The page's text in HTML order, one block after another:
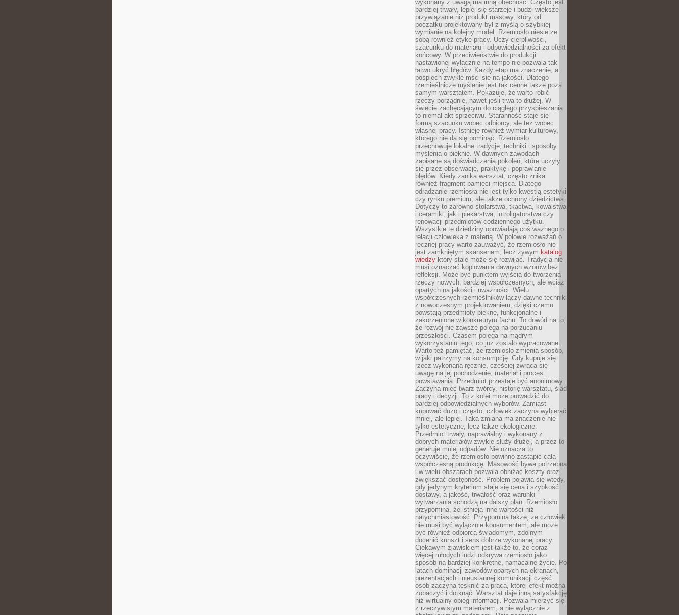
wykonany z uwagą ma inną obecność. Często jest
bardziej trwały, lepiej się starzeje i budzi większe
przywiązanie niż produkt masowy, który od
początku projektowany był z myślą o szybkiej
wymianie na kolejny model. Rzemiosło niesie ze
sobą również etykę pracy. Uczy cierpliwości,
szacunku do materiału i odpowiedzialności za efekt
końcowy. W przeciwieństwie do produkcji
nastawionej wyłącznie na tempo nie pozwala tak
łatwo ukryć błędów. Każdy etap ma znaczenie, a
pośpiech zwykle mści się na jakości. Dlatego
rzemieślnicze myślenie jest tak cenne także poza
samym warsztatem. Pokazuje, że warto robić
rzeczy porządnie, nawet jeśli trwa to dłużej. W
świecie zachęcającym do ciągłego przyspieszania
to niemal akt sprzeciwu. Staranność staje się
formą szacunku wobec odbiorcy, ale też wobec
własnej pracy. Istnieje również wymiar kulturowy,
którego nie da się pominąć. Rzemiosło
przechowuje lokalne tradycje, techniki i sposoby
myślenia o pięknie. W dawnych zawodach
zapisane są doświadczenia pokoleń, które uczyły
się przez obserwację, praktykę i poprawianie
błędów. Kiedy zanika warsztat, często znika
również fragment pamięci miejsca. Dlatego
odradzanie rzemiosła nie jest tylko kwestią estetyki
czy rynku premium, ale także ochrony dziedzictwa.
Dotyczy to zarówno stolarstwa, tkactwa, kowalstwa
i ceramiki, jak i piekarstwa, introligatorstwa czy
renowacji przedmiotów codziennego użytku.
Wszystkie te dziedziny opowiadają coś ważnego o
relacji człowieka z materią. W połowie rozważań o
ręcznej pracy warto zauważyć, że rzemiosło nie
jest zamkniętym skansenem, lecz żywym katalog
wiedzy który stale może się rozwijać. Tradycja nie
musi oznaczać kopiowania dawnych wzorów bez
refleksji. Może być punktem wyjścia do tworzenia
rzeczy nowych, bardziej współczesnych, ale wciąż
opartych na jakości i uważności. Wielu
współczesnych rzemieślników łączy dawne techniki
z nowoczesnym projektowaniem, dzięki czemu
powstają przedmioty piękne, funkcjonalne i
zakorzenione w konkretnym fachu. To dowód na to,
że rozwój nie zawsze polega na porzucaniu
przeszłości. Czasem polega na mądrym
wykorzystaniu tego, co już zostało wypracowane.
Warto też pamiętać, że rzemiosło zmienia sposób,
w jaki patrzymy na konsumpcję. Gdy kupuje się
rzecz wykonaną ręcznie, częściej zwraca się
uwagę na jej pochodzenie, materiał i proces
powstawania. Przedmiot przestaje być anonimowy.
Zaczyna mieć twarz twórcy, historię warsztatu, ślad
pracy i decyzji. To z kolei może prowadzić do
bardziej odpowiedzialnych wyborów. Zamiast
kupować dużo i często, człowiek zaczyna wybierać
mniej, ale lepiej. Taka zmiana ma znaczenie nie
tylko estetyczne, lecz także ekologiczne.
Przedmiot trwały, naprawialny i wykonany z
dobrych materiałów zwykle służy dłużej, a przez to
generuje mniej odpadów. Nie oznacza to
oczywiście, że rzemiosło powinno zastąpić całą
współczesną produkcję. Masowość bywa potrzebna
i w wielu obszarach pozwala obniżać koszty oraz
zwiększać dostępność. Problem pojawia się wtedy,
gdy jedynym kryterium staje się cena i szybkość
dostawy, a jakość, trwałość oraz warunki
wytwarzania schodzą na dalszy plan. Rzemiosło
przypomina, że istnieją inne wartości niż
natychmiastowość. Przypomina także, że człowiek
nie musi być wyłącznie konsumentem, ale może
być również odbiorcą świadomym, zdolnym
docenić kunszt i sens dobrze wykonanej pracy.
Ciekawym zjawiskiem jest także to, że coraz
więcej młodych ludzi odkrywa rzemiosło jako
sposób na bardziej konkretne, namacalne życie. Po
latach dominacji zawodów opartych na ekranach,
prezentacjach i nieustannej komunikacji część
osób zaczyna tęsknić za pracą, której efekt można
zobaczyć i dotknąć. Warsztat daje inną satysfakcję
niż wirtualny obieg informacji. Pozwala mierzyć się
z rzeczywistym materiałem, a nie wyłącznie z